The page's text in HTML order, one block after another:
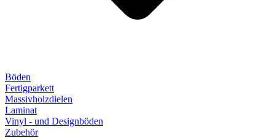
Böden
Fertigparkett
Massivholzdielen
Laminat
Vinyl - und Designböden
Zubehör